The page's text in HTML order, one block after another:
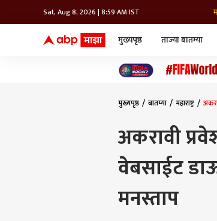
Sat, Aug 8, 2026 | 8:59 AM IST
मुख्यपृष्ठ ताज्या बातम्या
मुख्यपृष्ठ बातम्या महाराष्ट्र
अकरावी
वेबसाईट
मनस्ताप